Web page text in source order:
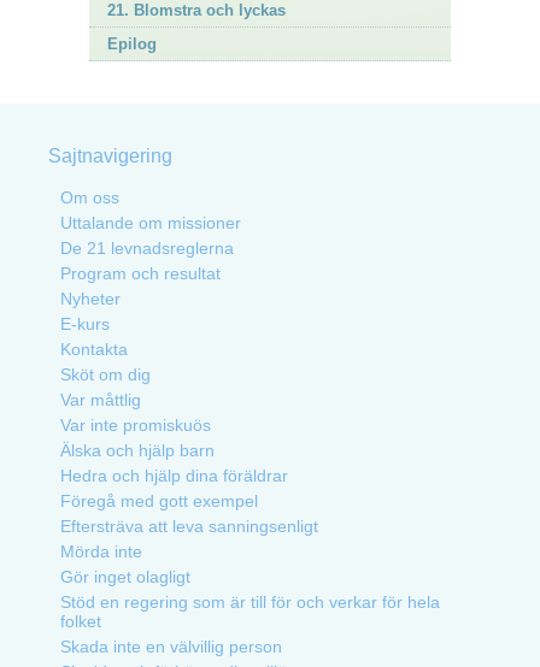
21. Blomstra och lyckas
Epilog
Sajtnavigering
Om oss
Uttalande om missioner
De 21 levnadsreglerna
Program och resultat
Nyheter
E-kurs
Kontakta
Sköt om dig
Var måttlig
Var inte promiskuös
Älska och hjälp barn
Hedra och hjälp dina föräldrar
Föregå med gott exempel
Eftersträva att leva sanningsenligt
Mörda inte
Gör inget olagligt
Stöd en regering som är till för och verkar för hela
folket
Skada inte en välvillig person